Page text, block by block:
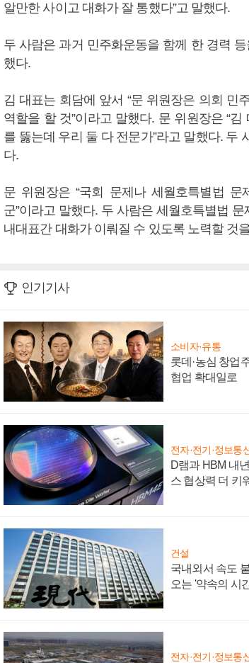
알만한 사이고 대화가 잘 통했다”고 말했다.
두 사람은 과거 민주화운동을 함께 한 경력
했다.
김 대표는 회담에 앞서 “문 위원장은 의회 민
역할을 할 것”이라고 말했다. 문 위원장은 “김
를 뚫는데 우리 둘 다 전문가”라고 말했다. 두
다.
문 위원장은 “국회 문제나 세월호특별법 문
군”이라고 말했다. 두 사람은 세월호특별법
내대표간 대화가 이뤄질 수 있도록 노력할 것
인기기사
소비자·유통
롯데·농심 창업
협업 확대일로
전자·전기·정보통
D램과 HBM 내
스 협상력 더 키
건설
국내외서 속도
오는 '약속의 시
전자·전기·정보통